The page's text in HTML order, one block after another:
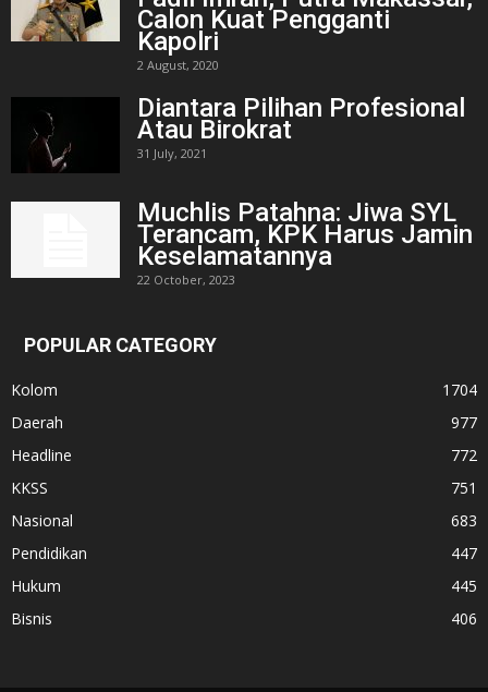
Calon Kuat Pengganti
Kapolri
2 August, 2020
Diantara Pilihan Profesional
Atau Birokrat
31 July, 2021
Muchlis Patahna: Jiwa SYL
Terancam, KPK Harus Jamin
Keselamatannya
22 October, 2023
POPULAR CATEGORY
Kolom
1704
Daerah
977
Headline
772
KKSS
751
Nasional
683
Pendidikan
447
Hukum
445
Bisnis
406